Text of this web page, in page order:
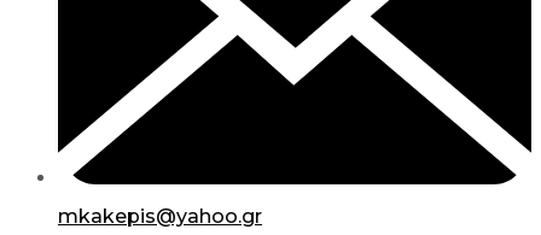
mkakepis@yahoo.gr